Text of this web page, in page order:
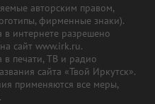
авторским правом,
фирменные знаки).
в интернете разрешено
сайт www.irk.ru.
в печати, ТВ и радио
сайта «Твой Иркутск».
применяются все меры,